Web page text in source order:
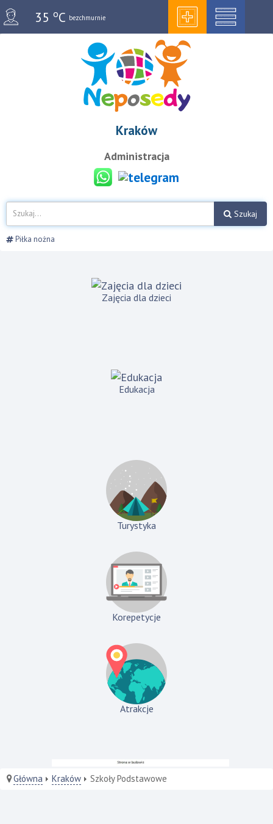
35oC bezchmurnie
Kraków
Administracja
Szukaj
Piłka nożna
Zajęcia dla dzieci
Edukacja
Turystyka
Korepetycje
Atrakcje
Główna Kraków Szkoły Podstawowe